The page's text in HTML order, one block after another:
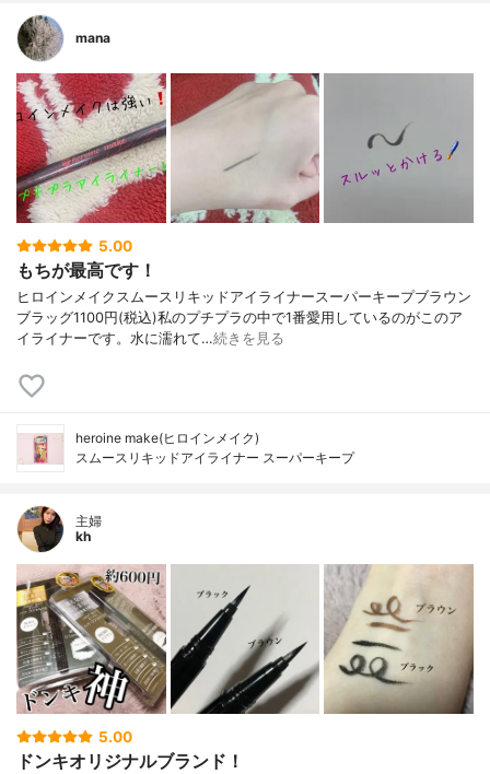
mana
5.00
もちが最高です！
ヒロインメイクスムースリキッドアイライナースーパーキープブラウン
ブラッグ1100円(税込)私のプチプラの中で1番愛用しているのがこのア
イライナーです。水に濡れて…続きを見る
heroine make(ヒロインメイク)
スムースリキッドアイライナー スーパーキープ
主婦
kh
5.00
ドンキオリジナルブランド！